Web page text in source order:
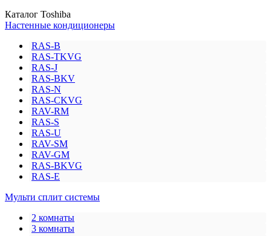
Каталог Toshiba
Настенные кондиционеры
RAS-B
RAS-TKVG
RAS-J
RAS-BKV
RAS-N
RAS-CKVG
RAV-RM
RAS-S
RAS-U
RAV-SM
RAV-GM
RAS-BKVG
RAS-E
Мульти сплит системы
2 комнаты
3 комнаты